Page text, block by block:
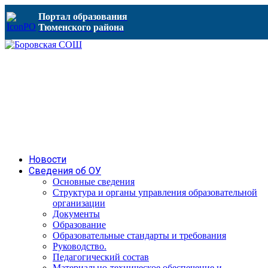
Портал образования
Тюменского района
Новости
Сведения об ОУ
Основные сведения
Структура и органы управления образовательной
организации
Документы
Образование
Образовательные стандарты и требования
Руководство.
Педагогический состав